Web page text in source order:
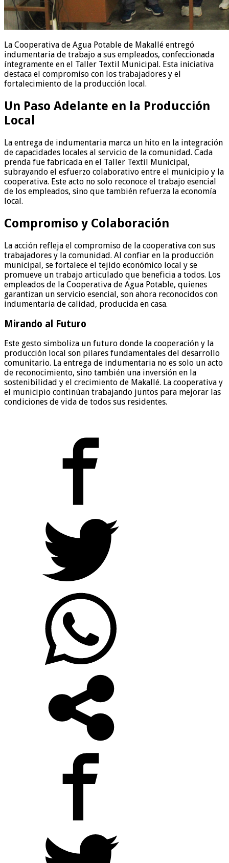
La Cooperativa de Agua Potable de Makallé entregó
indumentaria de trabajo a sus empleados, confeccionada
íntegramente en el Taller Textil Municipal. Esta iniciativa
destaca el compromiso con los trabajadores y el
fortalecimiento de la producción local.
Un Paso Adelante en la Producción
Local
La entrega de indumentaria marca un hito en la integración
de capacidades locales al servicio de la comunidad. Cada
prenda fue fabricada en el Taller Textil Municipal,
subrayando el esfuerzo colaborativo entre el municipio y la
cooperativa. Este acto no solo reconoce el trabajo esencial
de los empleados, sino que también refuerza la economía
local.
Compromiso y Colaboración
La acción refleja el compromiso de la cooperativa con sus
trabajadores y la comunidad. Al confiar en la producción
municipal, se fortalece el tejido económico local y se
promueve un trabajo articulado que beneficia a todos. Los
empleados de la Cooperativa de Agua Potable, quienes
garantizan un servicio esencial, son ahora reconocidos con
indumentaria de calidad, producida en casa.
Mirando al Futuro
Este gesto simboliza un futuro donde la cooperación y la
producción local son pilares fundamentales del desarrollo
comunitario. La entrega de indumentaria no es solo un acto
de reconocimiento, sino también una inversión en la
sostenibilidad y el crecimiento de Makallé. La cooperativa y
el municipio continúan trabajando juntos para mejorar las
condiciones de vida de todos sus residentes.